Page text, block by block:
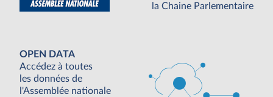
la Chaine Parlementaire
OPEN DATA
Accédez à toutes
les données de
l'Assemblée nationale